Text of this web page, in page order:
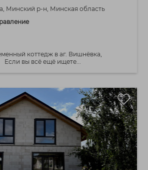
Минский р-н, Минская область
коттедж в аг. Вишнёвка,
вы всё ещё ищете...